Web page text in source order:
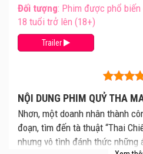
NỘI DUNG PHIM QUỶ THA
Nhơn, một doanh nhân thành
đoạn, tìm đến tà thuật “Thai
nhưng vô tình đánh thức những
Đối tượng: Phim được phổ
18 tuổi trở lên (18+)
Trailer